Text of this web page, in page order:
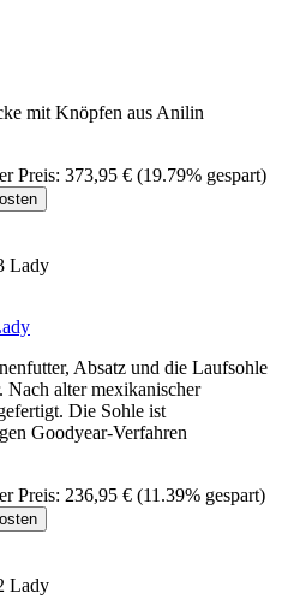
mit Knöpfen aus Anilin
Preis: 373,95 € (19.79% gespart)
Absatz und die Laufsohle
Nach alter mexikanischer
Die Sohle ist
Goodyear-Verfahren
Preis: 236,95 € (11.39% gespart)